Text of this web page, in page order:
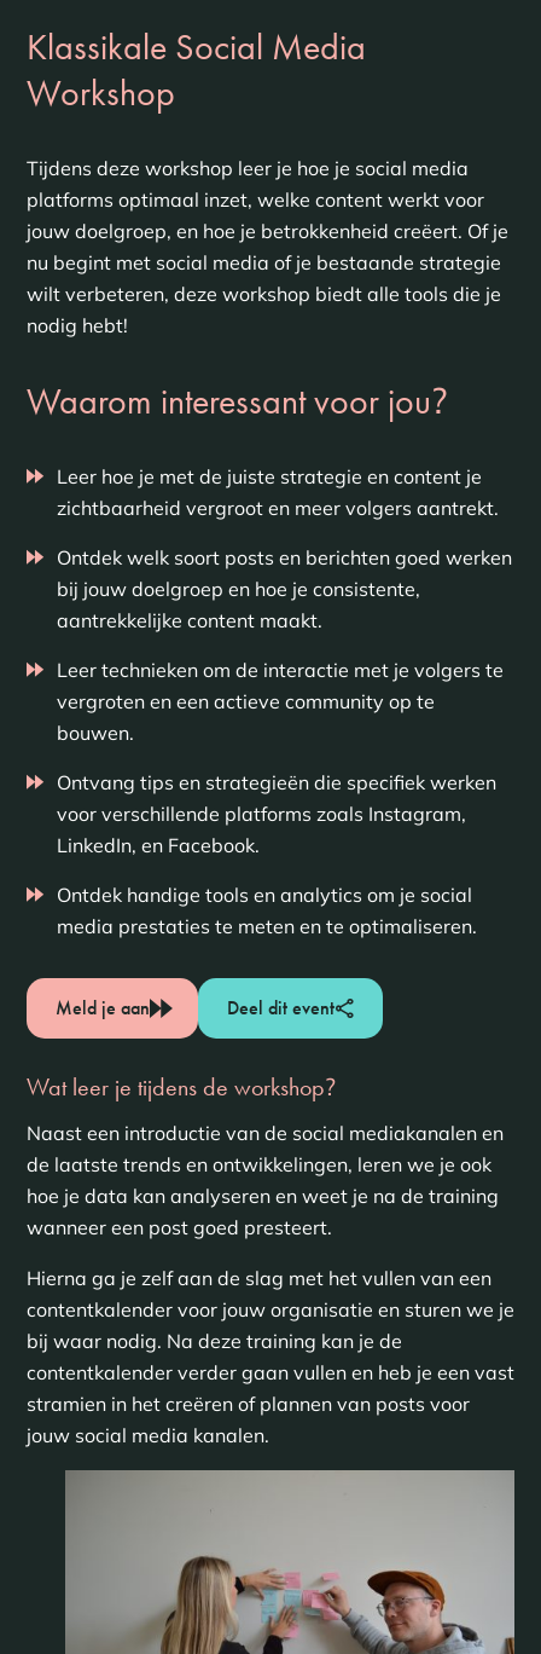
Klassikale Social Media
Workshop
Tijdens deze workshop leer je hoe je social media
platforms optimaal inzet, welke content werkt voor
jouw doelgroep, en hoe je betrokkenheid creëert. Of je
nu begint met social media of je bestaande strategie
wilt verbeteren, deze workshop biedt alle tools die je
nodig hebt!
Waarom interessant voor jou?
Leer hoe je met de juiste strategie en content je
zichtbaarheid vergroot en meer volgers aantrekt.
Ontdek welk soort posts en berichten goed werken
bij jouw doelgroep en hoe je consistente,
aantrekkelijke content maakt.
Leer technieken om de interactie met je volgers te
vergroten en een actieve community op te
bouwen.
Ontvang tips en strategieën die specifiek werken
voor verschillende platforms zoals Instagram,
LinkedIn, en Facebook.
Ontdek handige tools en analytics om je social
media prestaties te meten en te optimaliseren.
Meld je aan Deel dit event
Wat leer je tijdens de workshop?
Naast een introductie van de social mediakanalen en
de laatste trends en ontwikkelingen, leren we je ook
hoe je data kan analyseren en weet je na de training
wanneer een post goed presteert.
Hierna ga je zelf aan de slag met het vullen van een
contentkalender voor jouw organisatie en sturen we je
bij waar nodig. Na deze training kan je de
contentkalender verder gaan vullen en heb je een vast
stramien in het creëren of plannen van posts voor
jouw social media kanalen.